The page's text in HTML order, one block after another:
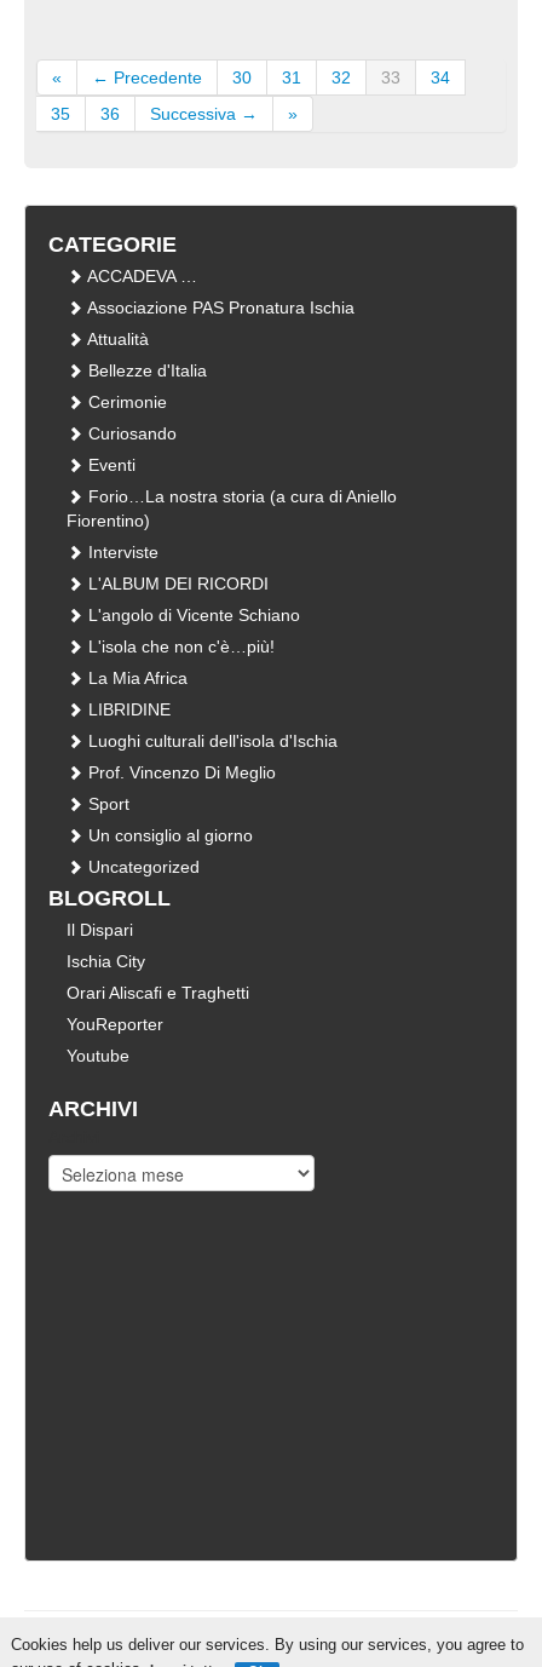
« ← Precedente 30 31 32 33
34
35
36 Successiva → »
CATEGORIE
ACCADEVA …
Associazione PAS Pronatura Ischia
Attualità
Bellezze d'Italia
Cerimonie
Curiosando
Eventi
Forio…La nostra storia (a cura di Aniello
Fiorentino)
Interviste
L'ALBUM DEI RICORDI
L'angolo di Vicente Schiano
L'isola che non c'è…più!
La Mia Africa
LIBRIDINE
Luoghi culturali dell'isola d'Ischia
Prof. Vincenzo Di Meglio
Sport
Un consiglio al giorno
Uncategorized
BLOGROLL
Il Dispari
Ischia City
Orari Aliscafi e Traghetti
YouReporter
Youtube
ARCHIVI
IschiaReporter.it - Curato daPietro Coppa
Cookies help us deliver our services. By using our services, you agree to